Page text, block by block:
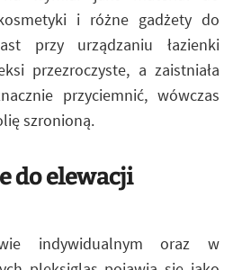
i różne gadżety do
przy urządzaniu łazienki
przezroczyste, a zaistniała
przyciemnić, wówczas
szronioną.
do elewacji
indywidualnym oraz w